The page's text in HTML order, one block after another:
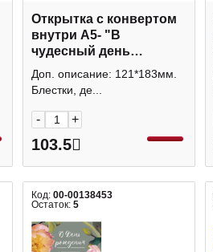
Открытка с конвертом
внутри А5- "В
чудесный день
Свадьбы. Сердце"
0200.516 Арт Дизайн
Доп. описание: 121*183мм.
Блестки, де...
- +
103.5
Код:00-00138453
Остаток:5